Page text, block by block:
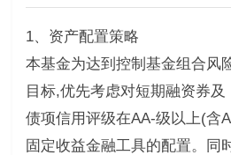
1、资产配置策略
本基金为达到控制基金组合风
目标,优先考虑对短期融资券及
债项信用评级在AA-级以上(含
固定收益金融工具的配置。同